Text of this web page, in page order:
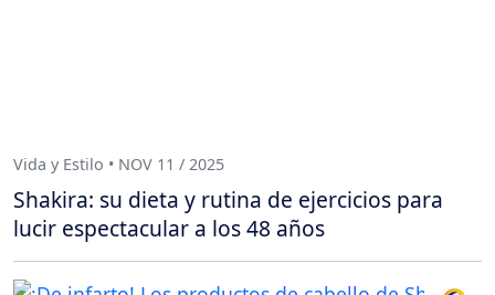
Vida y Estilo • NOV 11 / 2025
Shakira: su dieta y rutina de ejercicios para
lucir espectacular a los 48 años